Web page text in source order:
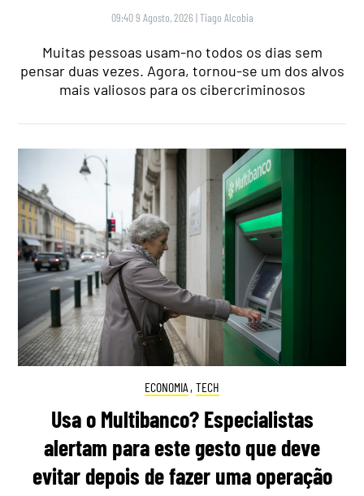
09:40 9 Agosto, 2026 |Tiago Alcobia
Muitas pessoas usam-no todos os dias sem
pensar duas vezes. Agora, tornou-se um dos alvos
mais valiosos para os cibercriminosos
ECONOMIA , TECH
Usa o Multibanco? Especialistas
alertam para este gesto que deve
evitar depois de fazer uma operação